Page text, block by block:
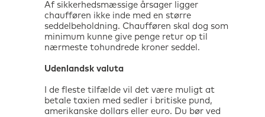
Af sikkerhedsmæssige årsager ligger
chaufføren ikke inde med en større
seddelbeholdning. Chaufføren skal dog som
minimum kunne give penge retur op til
nærmeste tohundrede kroner seddel.
Udenlandsk valuta
I de fleste tilfælde vil det være muligt at
betale taxien med sedler i britiske pund,
amerikanske dollars eller euro. Du bør ved